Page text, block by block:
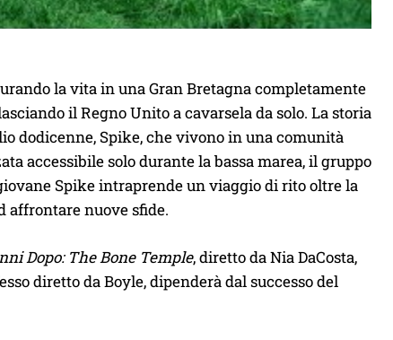
la vita in una Gran Bretagna completamente
il Regno Unito a cavarsela da solo. La storia
dodicenne, Spike, che vivono in una comunità
accessibile solo durante la bassa marea, il gruppo
Spike intraprende un viaggio di rito oltre la
affrontare nuove sfide.
Dopo: The Bone Temple, diretto da Nia DaCosta,
diretto da Boyle, dipenderà dal successo del